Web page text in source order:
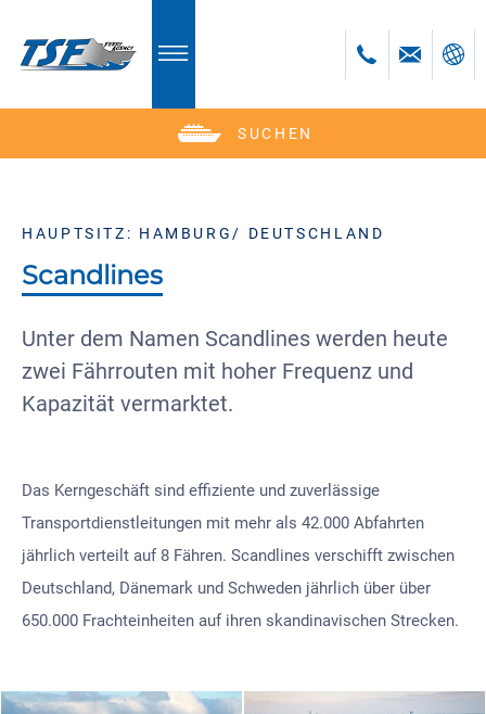
SUCHEN
Česky
HAUPTSITZ: HAMBURG/ DEUTSCHLAND
Scandlines
Unter dem Namen Scandlines werden heute
zwei Fährrouten mit hoher Frequenz und
Kapazität vermarktet.
Das Kerngeschäft sind effiziente und zuverlässige
Transportdienstleitungen mit mehr als 42.000 Abfahrten
jährlich verteilt auf 8 Fähren. Scandlines verschifft zwischen
Deutschland, Dänemark und Schweden jährlich über über
650.000 Frachteinheiten auf ihren skandinavischen Strecken.